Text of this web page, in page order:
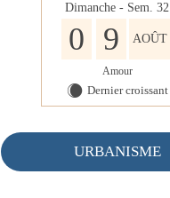
Dimanche - Sem. 32
0 9 AOÛT
Amour
X Dernier croissant
URBANISME